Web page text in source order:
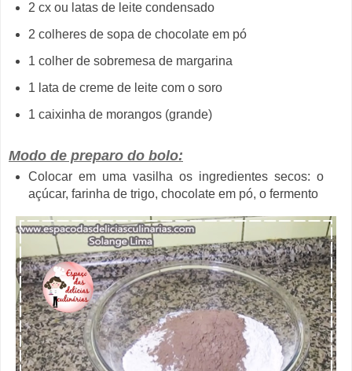
2 cx ou latas de leite condensado
2 colheres de sopa de chocolate em pó
1 colher de sobremesa de margarina
1 lata de creme de leite com o soro
1 caixinha de morangos (grande)
Modo de preparo do bolo:
Colocar em uma vasilha os ingredientes secos: o
açúcar, farinha de trigo, chocolate em pó, o fermento